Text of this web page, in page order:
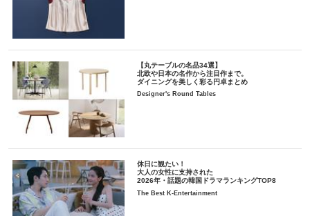
【丸テーブルの名品34選】
北欧や日本の名作から注目作まで。
ダイニングを美しく彩る円卓まとめ
Designer's Round Tables
休日に観たい！
大人の女性に支持された
2026年・話題の韓国ドラマランキングTOP8
The Best K-Entertainment